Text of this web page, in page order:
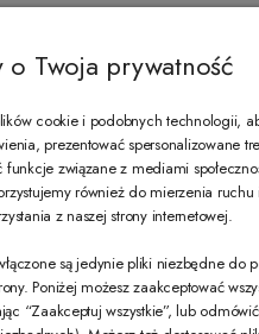
DLA CIEBIE!
zakupy na zeccoro.pl Gdy
przetwarzane zgodnie z naszą
o Twoja prywatność
cookie i podobnych technologii,
prezentować spersonalizowane
funkcje związane z mediami
również do mierzenia
z naszej strony internetowej.
są jedynie pliki niezbędne do
Poniżej możesz zaakceptować
“Zaakceptuj wszystkie”, lub